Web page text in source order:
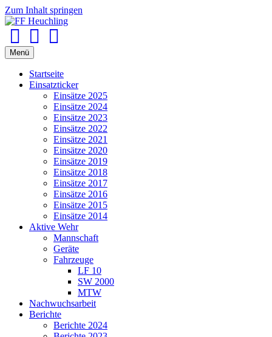
Zum Inhalt springen
Menü
Startseite
Einsatzticker
Einsätze 2025
Einsätze 2024
Einsätze 2023
Einsätze 2022
Einsätze 2021
Einsätze 2020
Einsätze 2019
Einsätze 2018
Einsätze 2017
Einsätze 2016
Einsätze 2015
Einsätze 2014
Aktive Wehr
Mannschaft
Geräte
Fahrzeuge
LF 10
SW 2000
MTW
Nachwuchsarbeit
Berichte
Berichte 2024